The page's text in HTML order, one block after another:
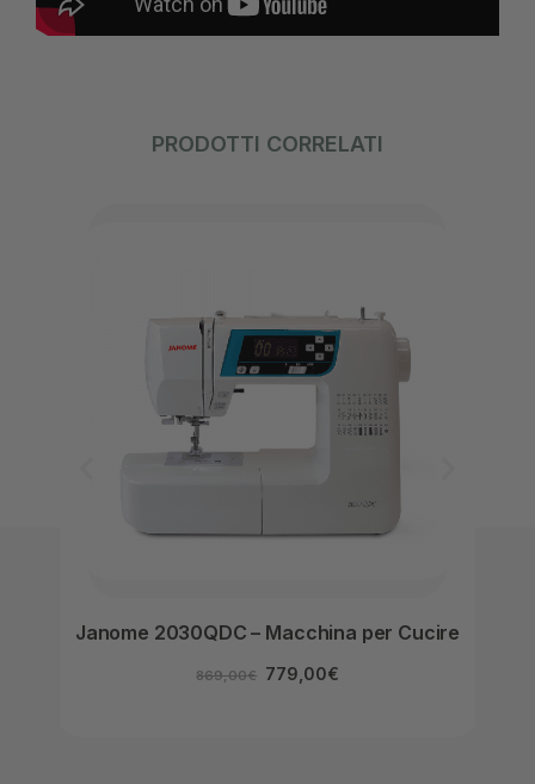
PRODOTTI CORRELATI
Janome 2030QDC – Macchina per Cucire
869,00€ 779,00€